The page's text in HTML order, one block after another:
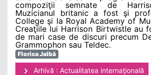
compoziţii semnate de
Muzicianul britanic a fost şi
College şi la Royal Academy of
Creaţiile lui Harrison Birtwistle au
de mari case de discuri precum
Grammophon sau Teldec.
Florica Jalbă
Arhivă : Actualitatea internaţională